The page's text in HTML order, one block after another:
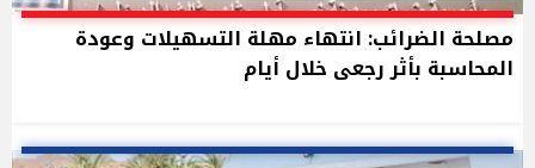
مصلحة الضرائب: انتهاء مهلة التسهيلات وعودة
المحاسبة بأثر رجعى خلال أيام